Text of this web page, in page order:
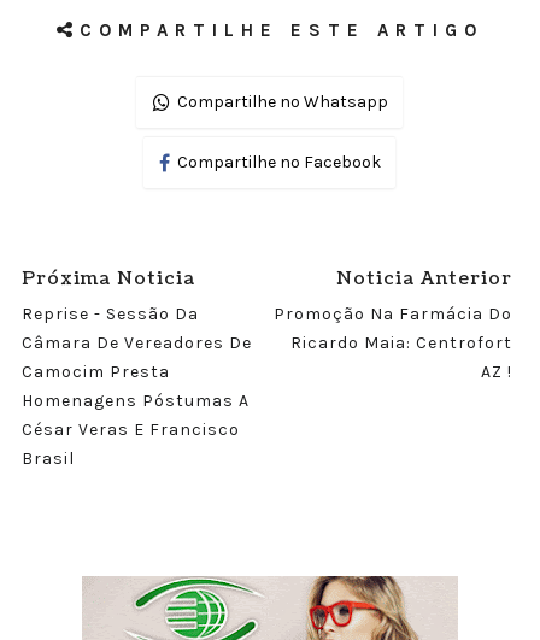
COMPARTILHE ESTE ARTIGO
Compartilhe no Whatsapp
Compartilhe no Facebook
Próxima Noticia
Reprise - Sessão Da
Câmara De Vereadores De
Camocim Presta
Homenagens Póstumas A
César Veras E Francisco
Brasil
Noticia Anterior
Promoção Na Farmácia Do
Ricardo Maia: Centrofort
AZ !